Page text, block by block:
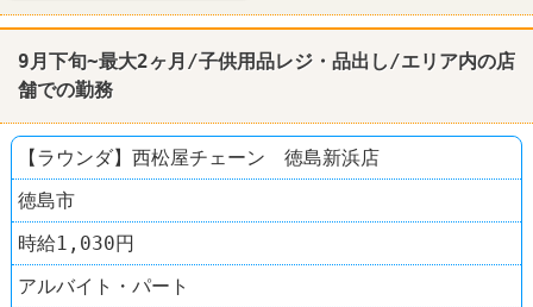
9月下旬~最大2ヶ月/子供用品レジ・品出し/エリア内の店
舗での勤務
【ラウンダ】西松屋チェーン 徳島新浜店
徳島市
時給1,030円
アルバイト・パート